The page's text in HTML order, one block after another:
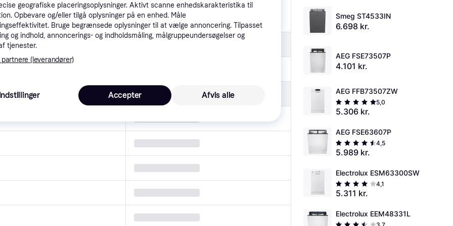
Smeg ST4533IN
6.698 kr.
AEG FSE73507P
4.101 kr.
AEG FFB73507ZW
5,0
5.306 kr.
AEG FSE63607P
4,5
5.989 kr.
Electrolux ESM63300SW
4,1
5.311 kr.
Electrolux EEM48331L
geografiske placeringsoplysninger. Aktivt scanne enhedskarakteristika til
Opbevare og/eller tilgå oplysninger på en enhed. Måle
Bruge begrænsede oplysninger til at vælge annoncering. Tilpasset
og indhold, annoncerings- og indholdsmåling, målgruppeundersøgelser og
tjenester.
(leverandører)
Afvis alle
Accepter